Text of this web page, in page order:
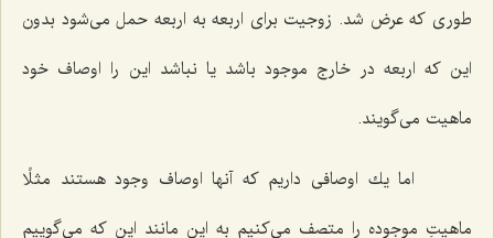
طورى كه عرض شد. زوجیت براى اربعه به اربعه حمل مى‌شود بدون
این كه اربعه در خارج موجود باشد یا نباشد این را اوصاف خود
ماهیت مى‌گویند.
اما یك اوصافى داریم كه آنها اوصاف وجود هستند مثلًا
ماهیتِ موجوده را متصف مى‌كنیم به این مانند این كه مى‌گوییم